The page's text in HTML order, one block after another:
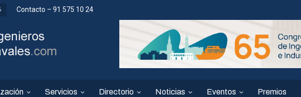
Contacto – 91 575 10 24
Servicios Directorio Noticias Eventos Premios